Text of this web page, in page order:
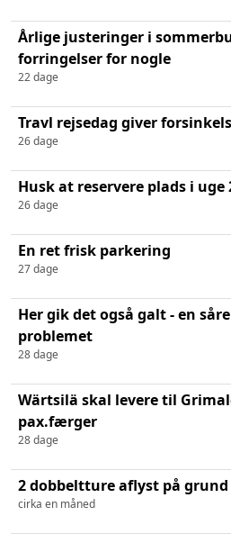
Årlige justeringer i
forringelser for nogle
22 dage
Travl rejsedag giver
26 dage
Husk at reservere plads i uge
26 dage
En ret frisk parkering
27 dage
Her gik det også galt - en
problemet
28 dage
Wärtsilä skal levere til
pax.færger
28 dage
2 dobbeltture aflyst på
cirka en måned